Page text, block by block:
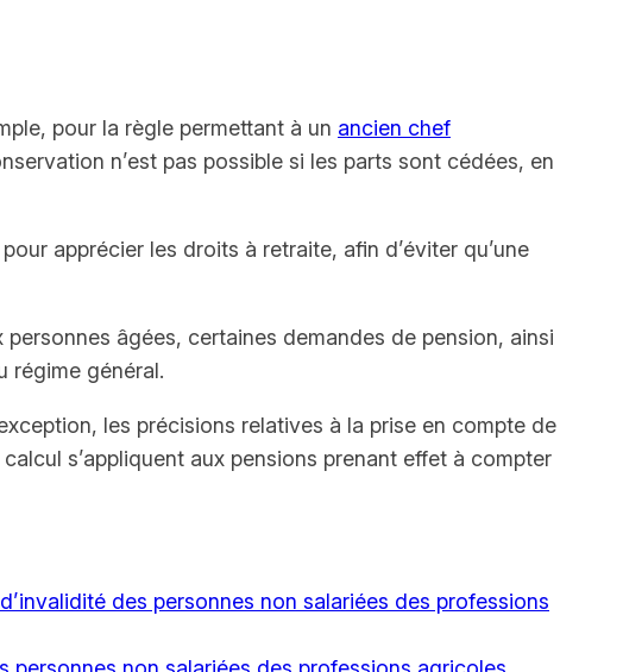
pour la règle permettant à un ancien chef
n’est pas possible si les parts sont cédées, en
apprécier les droits à retraite, afin d’éviter qu’une
âgées, certaines demandes de pension, ainsi
régime général.
les précisions relatives à la prise en compte de
s’appliquent aux pensions prenant effet à compter
des personnes non salariées des professions